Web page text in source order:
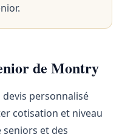
de Montry
personnalisé
cotisation et niveau
seniors et des